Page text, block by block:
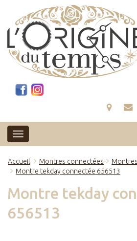
Accueil Montres connectées
Montre tekday connectée 656513
Montre tekday
656513